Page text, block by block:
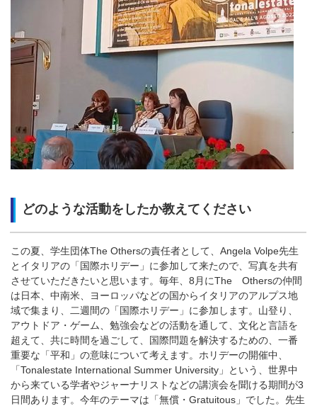
どのような活動をしたか教えてください
この夏、学生団体The Othersの責任者として、 Angela Volpe先生
とイタリアの「国際ホリデー」に参加して来たので、写真を共有
させていただきたいと思います。毎年、 8 月にThe Othersの仲間
は日本、中南米、ヨーロッパなどの国からイタリアのアルプス地
域で集まり、二週間の「国際ホリデー」に参加します。山登り、
アウトドア・ゲーム、勉強会などの活動を通して、文化と言語を
超えて、共に時間を過ごして、国際問題を解決するための、一番
重要な「平和」の意味について考えます。ホリデーの開催中、
「Tonalestate International Summer University 」という、世界中
から来ている学者やジャーナリストなどの講演会を聞ける期間が3
日間あります。今年のテーマは「無償・ Gratuitous 」でした。先生